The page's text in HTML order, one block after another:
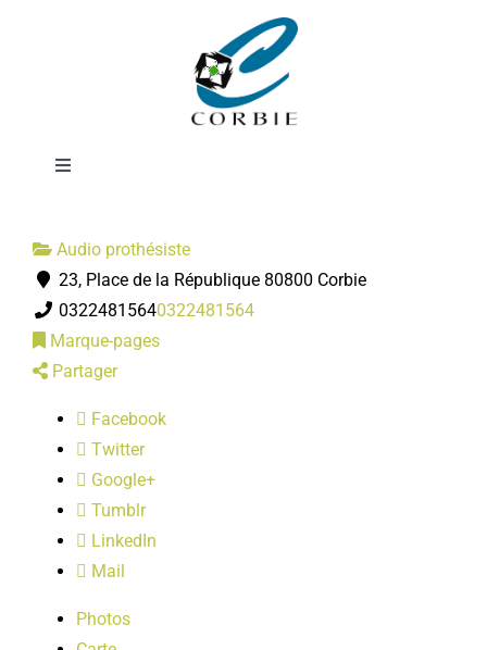
Toggle
DÉMARCHES ADMINISTRATIVES
SERVICES MUNICIPAUX
PRATIQUE
LOISIRS
PUBLICATIONS
Audio Prothésiste
BENOIT-
Audio prothésiste
23, Place de la République 80800 Corbie
03224815640322481564
Marque-pages
Partager
Facebook
Twitter
Google+
Tumblr
LinkedIn
Mail
Photos